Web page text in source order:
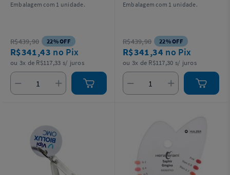
Embalagem com 1 unidade.
R$439,90 22% OFF
R$341,43 no Pix
ou 3x de R$117,33 s/ juros
Embalagem com 1 unidade.
R$439,90 22% OFF
R$341,34 no Pix
ou 3x de R$117,30 s/ juros